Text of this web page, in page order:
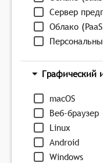
Сервер
Облако
Графический
macOS
Веб-браузер
Linux
Android
Windows